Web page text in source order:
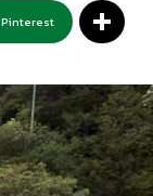
Pinterest